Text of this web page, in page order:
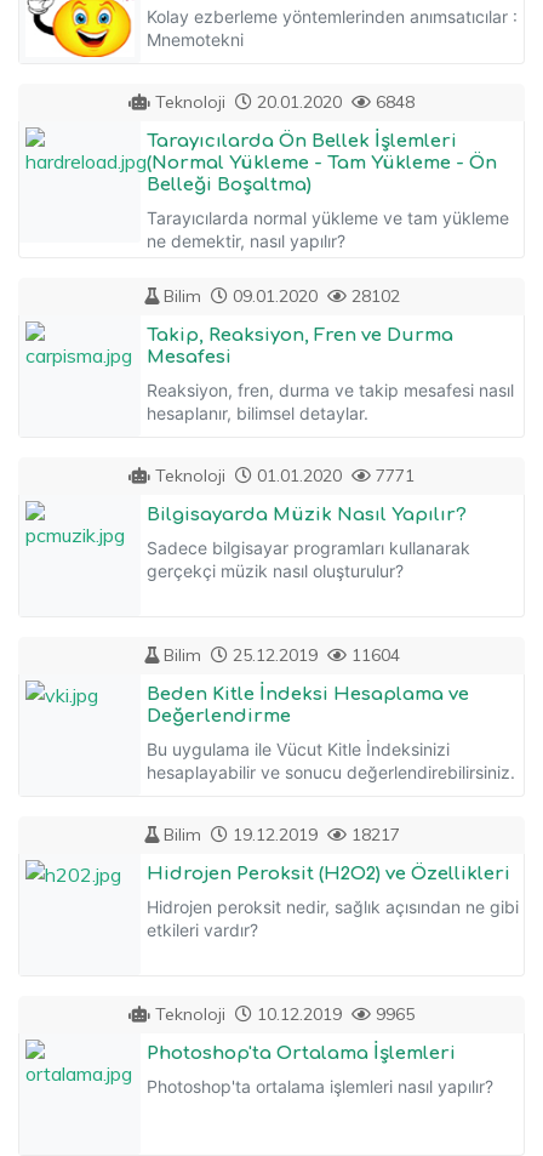
Kolay ezberleme yöntemlerinden anımsatıcılar :
Mnemotekni
Teknoloji 20.01.2020 6848
Tarayıcılarda Ön Bellek İşlemleri
(Normal Yükleme - Tam Yükleme - Ön
Belleği Boşaltma)
Tarayıcılarda normal yükleme ve tam yükleme
ne demektir, nasıl yapılır?
Bilim 09.01.2020 28102
Takip, Reaksiyon, Fren ve Durma
Mesafesi
Reaksiyon, fren, durma ve takip mesafesi nasıl
hesaplanır, bilimsel detaylar.
Teknoloji 01.01.2020 7771
Bilgisayarda Müzik Nasıl Yapılır?
Sadece bilgisayar programları kullanarak
gerçekçi müzik nasıl oluşturulur?
Bilim 25.12.2019 11604
Beden Kitle İndeksi Hesaplama ve
Değerlendirme
Bu uygulama ile Vücut Kitle İndeksinizi
hesaplayabilir ve sonucu değerlendirebilirsiniz.
Bilim 19.12.2019 18217
Hidrojen Peroksit (H2O2) ve Özellikleri
Hidrojen peroksit nedir, sağlık açısından ne gibi
etkileri vardır?
Teknoloji 10.12.2019 9965
Photoshop'ta Ortalama İşlemleri
Photoshop'ta ortalama işlemleri nasıl yapılır?